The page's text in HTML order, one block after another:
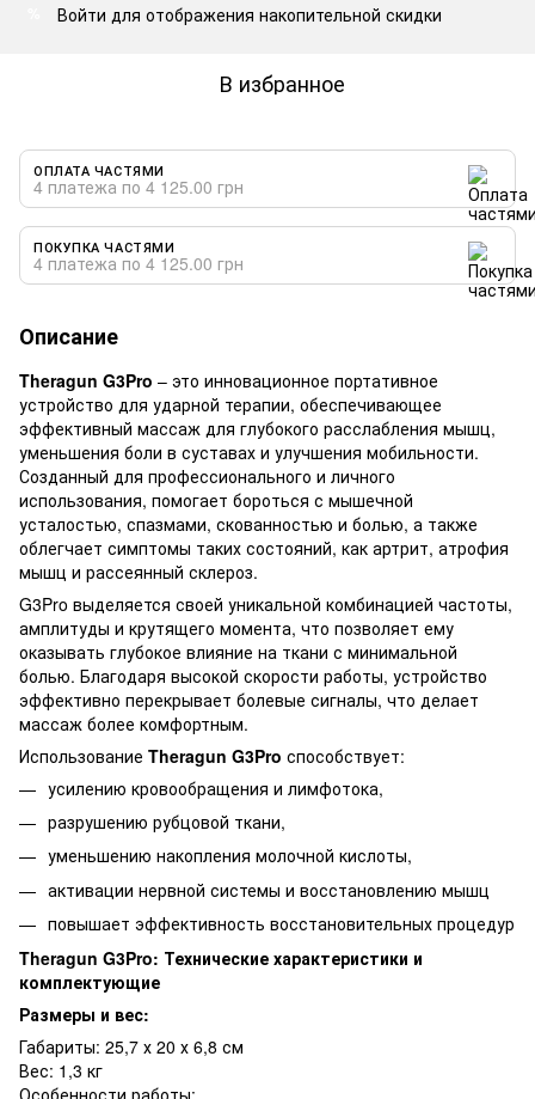
Войти для отображения накопительной скидки
В избранное
ОПЛАТА ЧАСТЯМИ
4 платежа по 4 125.00 грн
ПОКУПКА ЧАСТЯМИ
4 платежа по 4 125.00 грн
Описание
Theragun G3Pro – это инновационное портативное
устройство для ударной терапии, обеспечивающее
эффективный массаж для глубокого расслабления мышц,
уменьшения боли в суставах и улучшения мобильности.
Созданный для профессионального и личного
использования, помогает бороться с мышечной
усталостью, спазмами, скованностью и болью, а также
облегчает симптомы таких состояний, как артрит, атрофия
мышц и рассеянный склероз.
G3Pro выделяется своей уникальной комбинацией частоты,
амплитуды и крутящего момента, что позволяет ему
оказывать глубокое влияние на ткани с минимальной
болью. Благодаря высокой скорости работы, устройство
эффективно перекрывает болевые сигналы, что делает
массаж более комфортным.
Использование Theragun G3Pro способствует:
усилению кровообращения и лимфотока,
разрушению рубцовой ткани,
уменьшению накопления молочной кислоты,
активации нервной системы и восстановлению мышц
повышает эффективность восстановительных процедур
Theragun G3Pro: Технические характеристики и
комплектующие
Размеры и вес:
Габариты: 25,7 х 20 х 6,8 см
Вес: 1,3 кг
Особенности работы: